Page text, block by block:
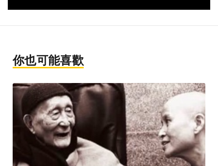
你也可能喜歡